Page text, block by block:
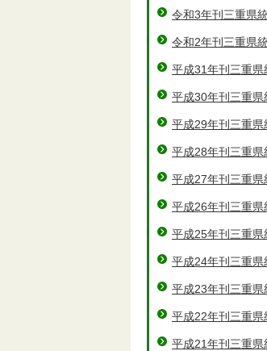
令和3年刊三重県
令和2年刊三重県
平成31年刊三重県
平成30年刊三重県
平成29年刊三重県
平成28年刊三重県
平成27年刊三重県
平成26年刊三重県
平成25年刊三重県
平成24年刊三重県
平成23年刊三重県
平成22年刊三重県
平成21年刊三重県